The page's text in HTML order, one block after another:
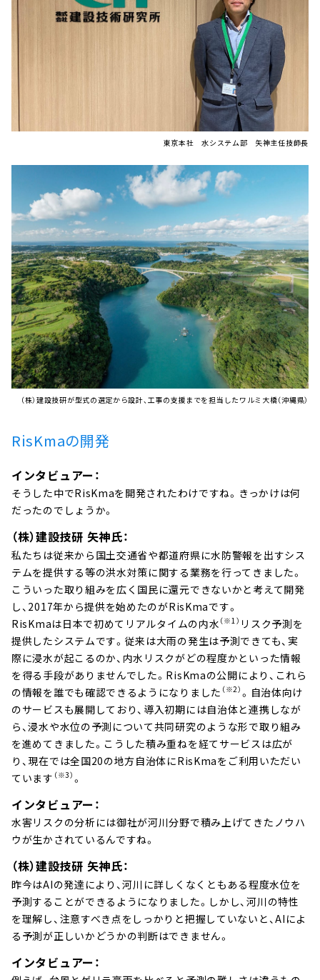
東京本社 水システム部 矢神主任技師長
（株）建設技研が型式の選定から設計、工事の支援までを担当したワルミ大橋（沖縄県）
RisKmaの開発
インタビュアー：
そうした中でRisKmaを開発されたわけですね。きっかけは何
だったのでしょうか。
（株）建設技研 矢神氏：
私たちは従来から国土交通省や都道府県に水防警報を出すシス
テムを提供する等の洪水対策に関する業務を行ってきました。
こういった取り組みを広く国民に還元できないかと考えて開発
し、2017年から提供を始めたのがRisKmaです。
RisKmaは日本で初めてリアルタイムの内水 （※1） リスク予測を
提供したシステムです。従来は大雨の発生は予測できても、実
際に浸水が起こるのか、内水リスクがどの程度かといった情報
を得る手段がありませんでした。RisKmaの公開により、これら
の情報を誰でも確認できるようになりました （※2） 。自治体向け
のサービスも展開しており、導入初期には自治体と連携しなが
ら、浸水や水位の予測について共同研究のような形で取り組み
を進めてきました。こうした積み重ねを経てサービスは広が
り、現在では全国20の地方自治体にRisKmaをご利用いただい
ています （※3） 。
インタビュアー：
水害リスクの分析には御社が河川分野で積み上げてきたノウハ
ウが生かされているんですね。
（株）建設技研 矢神氏：
昨今はAIの発達により、河川に詳しくなくともある程度水位を
予測することができるようになりました。しかし、河川の特性
を理解し、注意すべき点をしっかりと把握していないと、AIによ
る予測が正しいかどうかの判断はできません。
インタビュアー：